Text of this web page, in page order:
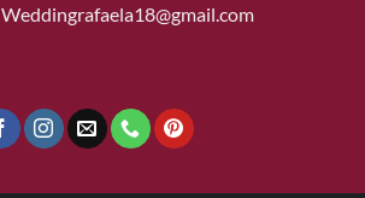
Weddingrafaela18@gmail.com